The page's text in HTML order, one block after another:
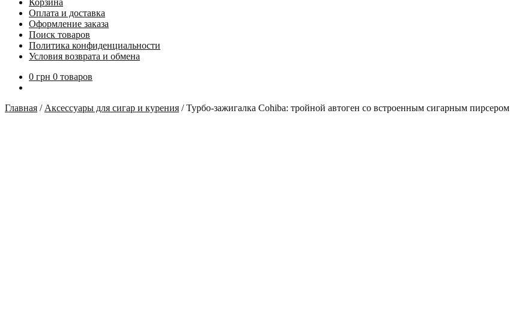
Корзина
Оплата и доставка
Оформление заказа
Поиск товаров
Политика конфиденциальности
Условия возврата и обмена
0 грн 0 товаров
Главная / Аксессуары для сигар и курения /Турбо-зажигалка Cohiba: тройной автоген со встроенным сигарным пирсером